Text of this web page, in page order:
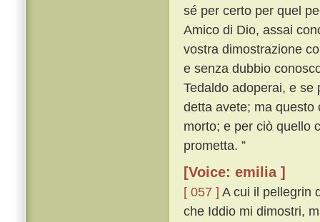
sé per certo per quel
Amico di Dio, assai
vostra dimostrazione
e senza dubbio
Tedaldo adoperai, e
detta avete; ma questo
morto; e per ciò quello
prometta. ”
[Voice: emilia ]
[ 057 ] A cui il pellegrin
che Iddio mi dimostri,